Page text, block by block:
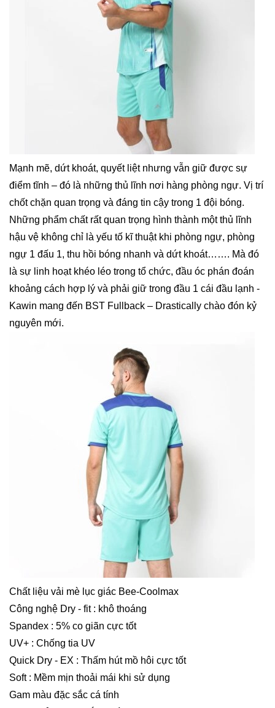
Mạnh mẽ, dứt khoát, quyết liệt nhưng vẫn giữ được sự
điểm tĩnh – đó là những thủ lĩnh nơi hàng phòng ngự. Vị trí
chốt chặn quan trọng và đáng tin cậy trong 1 đội bóng.
Những phẩm chất rất quan trọng hình thành một thủ lĩnh
hậu vệ không chỉ là yếu tố kĩ thuật khi phòng ngự, phòng
ngự 1 đấu 1, thu hồi bóng nhanh và dứt khoát……. Mà đó
là sự linh hoạt khéo léo trong tổ chức, đầu óc phán đoán
khoảng cách hợp lý và phải giữ trong đầu 1 cái đầu lạnh -
Kawin mang đến BST Fullback – Drastically chào đón kỷ
nguyên mới.
Chất liệu vải mè lục giác Bee-Coolmax
Công nghệ Dry - fit : khô thoáng
Spandex : 5% co giãn cực tốt
UV+ : Chống tia UV
Quick Dry - EX : Thấm hút mồ hôi cực tốt
Soft : Mềm mịn thoải mái khi sử dụng
Gam màu đặc sắc cá tính